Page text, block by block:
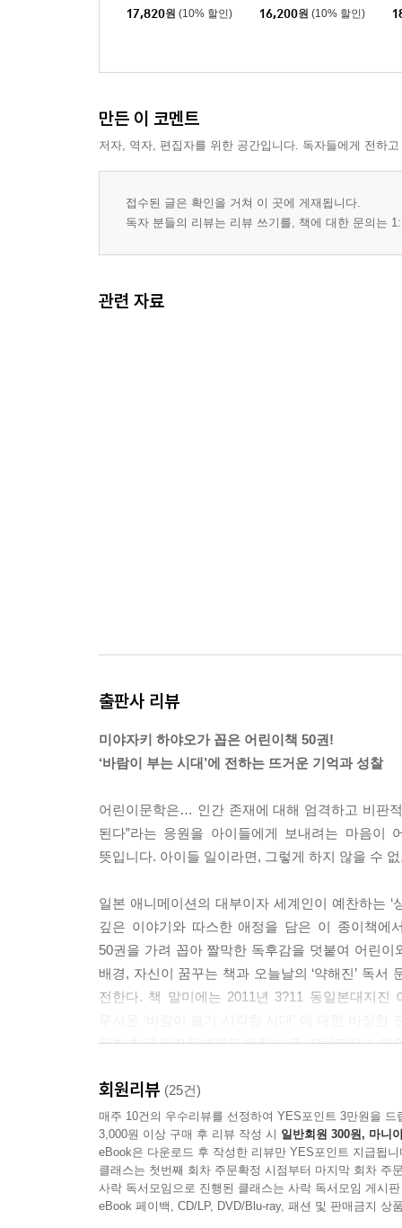
17,820원 (10% 할인) 16,200원 (10% 할인)
만든 이 코멘트
저자, 역자, 편집자를 위한 공간입니다. 독자들에게 전하
접수된 글은 확인을 거쳐 이 곳에 게재됩니다.
독자 분들의 리뷰는 리뷰 쓰기를, 책에 대한 문의는
관련 자료
출판사 리뷰
미야자키 하야오가 꼽은 어린이책 50권!
‘바람이 부는 시대’에 전하는 뜨거운 기억과 성찰
어린이문학은… 인간 존재에 대해 엄격하고 비판
된다”라는 응원을 아이들에게 보내려는 마음이
뜻입니다. 아이들 일이라면, 그렇게 하지 않을 수
일본 애니메이션의 대부이자 세계인이 예찬하는
깊은 이야기와 따스한 애정을 담은 이 종이책에
50권을 가려 꼽아 짤막한 독후감을 덧붙여 어린
배경, 자신이 꿈꾸는 책과 오늘날의 ‘약해진’ 독서
전한다. 책 말미에는 2011년 3?11 동일본대지
듯한 한국 독자들에게도 울림이 큰, 지혜로운 노
미야자키 하야오의 상상력의 원천, ‘소중한 한 권
‘책으로 가는 문’이 있다면, 그곳으로 가는 지도
미야자키 하야오를 꼽는 사람이 많을 것 같다!
지난 8월 5일에 일본의 지성을 상징하는 출판사
신뢰를 부여하는 일본의 지적 자산이다. 이와나
회원리뷰 (25건)
매주 10건의 우수리뷰를 선정하여 YES포인트 3만원을 드
3,000원 이상 구매 후 리뷰 작성 시 일반회원 300원, 마니
eBook은 다운로드 후 작성한 리뷰만 YES포인트 지급됩니
클래스는 첫번째 회차 주문확정 시점부터 마지막 회차 주
사락 독서모임으로 진행된 클래스는 사락 독서모임 게시
eBook 페이백, CD/LP, DVD/Blu-ray, 패션 및 판매금지 상